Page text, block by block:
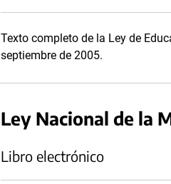
Texto completo de la Ley de
septiembre de 2005.
Ley Nacional de la
Libro electrónico